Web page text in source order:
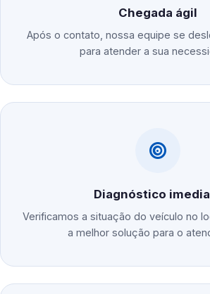
Chegada ágil
Após o contato, nossa equipe se
para atender a sua
Diagnóstico
Verificamos a situação do veículo no
a melhor solução para o